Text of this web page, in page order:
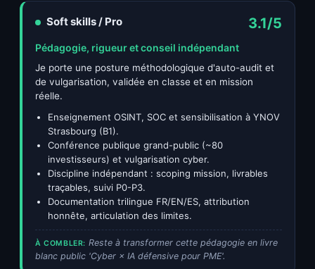
Soft skills / Pro 3.1/5
Pédagogie, rigueur et conseil indépendant
Je porte une posture méthodologique d'auto-audit et
de vulgarisation, validée en classe et en mission
réelle.
Enseignement OSINT, SOC et sensibilisation à YNOV
Strasbourg (B1).
Conférence publique grand-public (~80
investisseurs) et vulgarisation cyber.
Discipline indépendant : scoping mission, livrables
traçables, suivi P0-P3.
Documentation trilingue FR/EN/ES, attribution
honnête, articulation des limites.
À COMBLER: Reste à transformer cette pédagogie en livre
blanc public 'Cyber × IA défensive pour PME'.